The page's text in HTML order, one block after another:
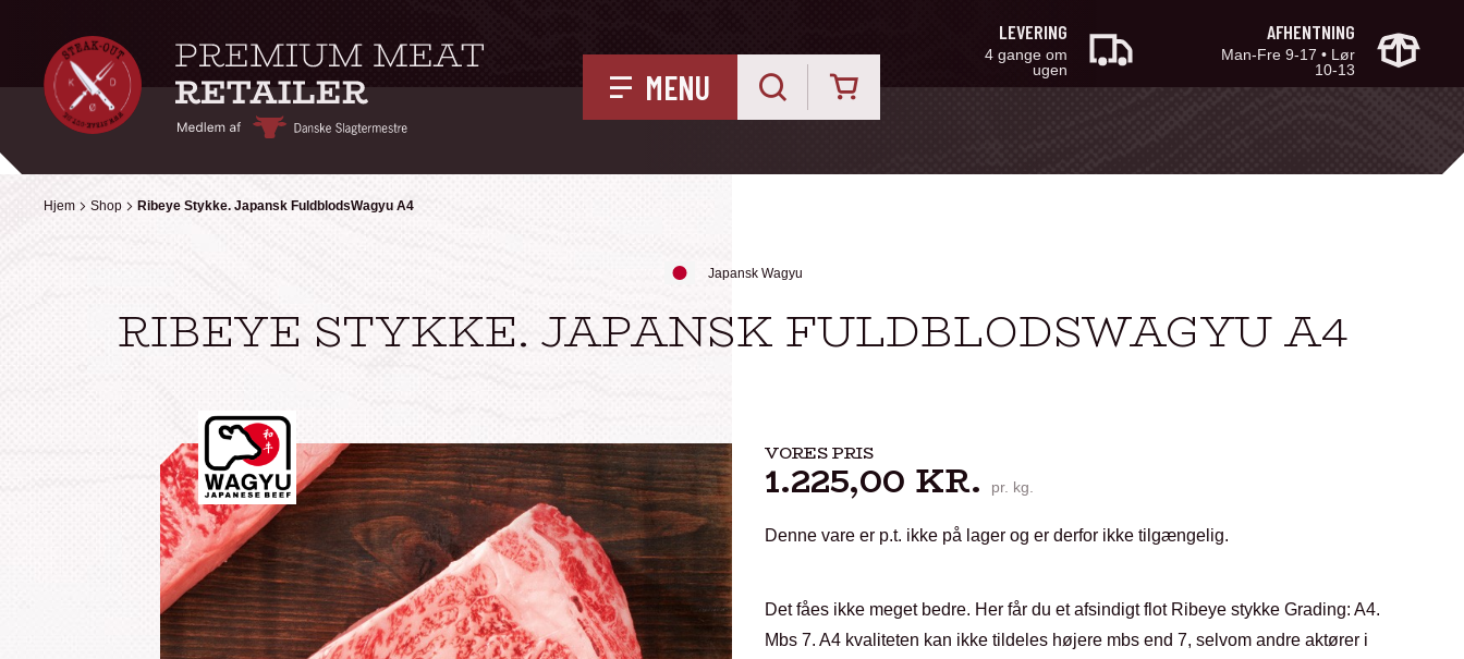
MENU
LEVERING
4 gange om
ugen
AFHENTNING
Man-Fre 9-17 • Lør
10-13
Hjem Shop Ribeye Stykke. Japansk FuldblodsWagyu A4
Hjem Shop Ribeye Stykke. Japansk FuldblodsWagyu A4
Japansk Wagyu
RIBEYE STYKKE. JAPANSK FULDBLODSWAGYU A4
VORES PRIS
1.225,00 KR. pr. kg.
Denne vare er p.t. ikke på lager og er derfor ikke tilgængelig.
Det fåes ikke meget bedre. Her får du et afsindigt flot Ribeye stykke Grading: A4.
Mbs 7. A4 kvaliteten kan ikke tildeles højere mbs end 7, selvom andre aktører i